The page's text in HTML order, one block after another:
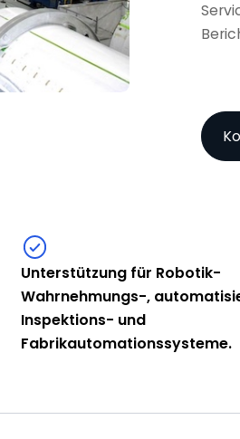
Unterstützung für Robotik-
Wahrnehmungs-,
Inspektions- und
Fabrikautomationssysteme.